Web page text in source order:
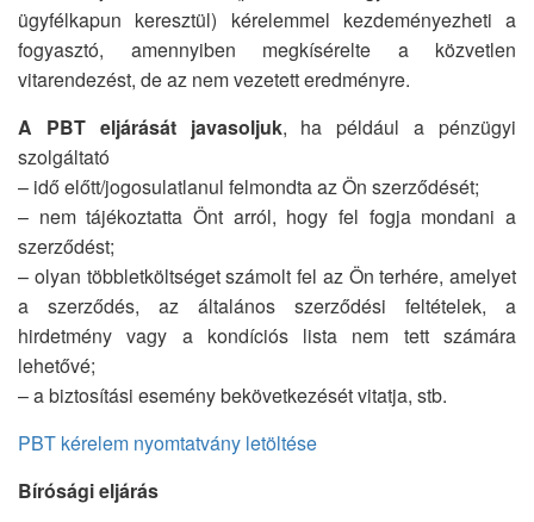
ügyfélkapun keresztül) kérelemmel kezdeményezheti a
fogyasztó, amennyiben megkísérelte a közvetlen
vitarendezést, de az nem vezetett eredményre.
A PBT eljárását javasoljuk, ha például a pénzügyi
szolgáltató
– idő előtt/jogosulatlanul felmondta az Ön szerződését;
– nem tájékoztatta Önt arról, hogy fel fogja mondani a
szerződést;
– olyan többletköltséget számolt fel az Ön terhére, amelyet
a szerződés, az általános szerződési feltételek, a
hirdetmény vagy a kondíciós lista nem tett számára
lehetővé;
– a biztosítási esemény bekövetkezését vitatja, stb.
PBT kérelem nyomtatvány letöltése
Bírósági eljárás